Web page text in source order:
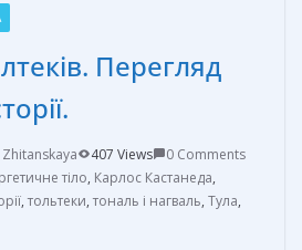
Перегляд
407 Views
0 Comments
тіло, Карлос Кастанеда,
, тольтеки, тональ і нагваль, Тула,